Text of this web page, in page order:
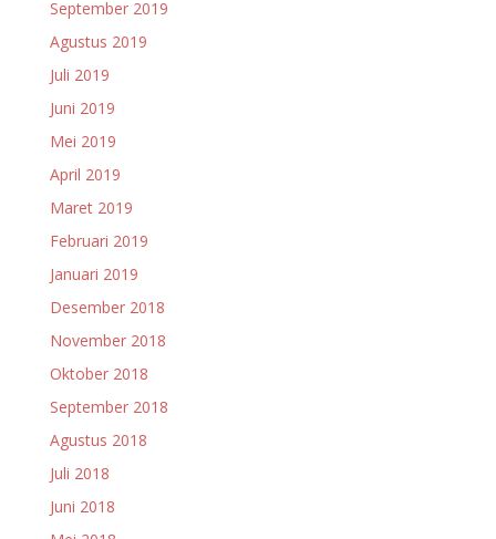
September 2019
Agustus 2019
Juli 2019
Juni 2019
Mei 2019
April 2019
Maret 2019
Februari 2019
Januari 2019
Desember 2018
November 2018
Oktober 2018
September 2018
Agustus 2018
Juli 2018
Juni 2018